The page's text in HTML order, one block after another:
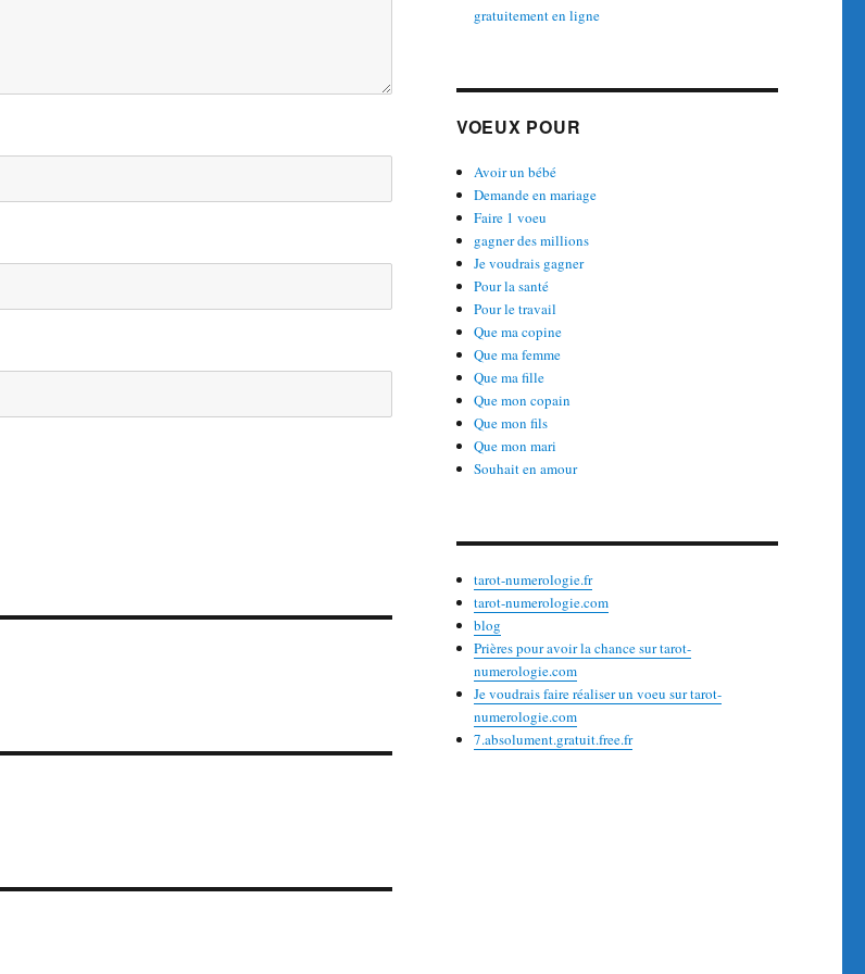
gratuitement en ligne
VOEUX POUR
Avoir un bébé
Demande en mariage
Faire 1 voeu
gagner des millions
Je voudrais gagner
Pour la santé
Pour le travail
Que ma copine
Que ma femme
Que ma fille
Que mon copain
Que mon fils
Que mon mari
Souhait en amour
tarot-numerologie.fr
tarot-numerologie.com
blog
Prières pour avoir la chance sur tarot-
numerologie.com
Je voudrais faire réaliser un voeu sur tarot-
numerologie.com
7.absolument.gratuit.free.fr